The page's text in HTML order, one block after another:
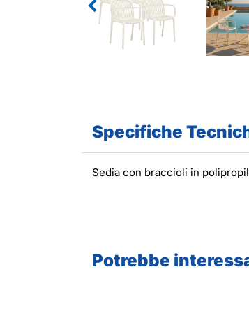
Specifiche
Sedia con braccioli in
Potrebbe